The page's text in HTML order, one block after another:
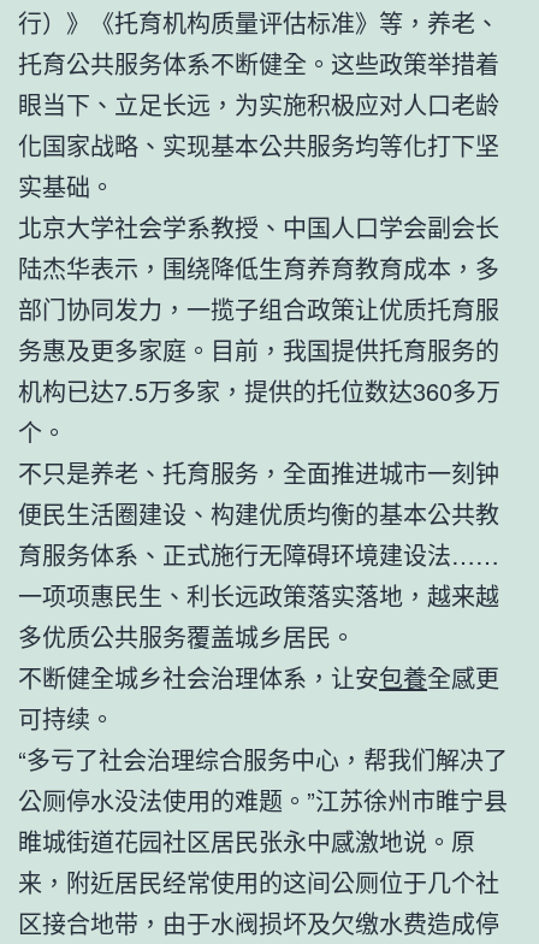
行）》《托育机构质量评估标准》等，养老、
托育公共服务体系不断健全。这些政策举措着
眼当下、立足长远，为实施积极应对人口老龄
化国家战略、实现基本公共服务均等化打下坚
实基础。
北京大学社会学系教授、中国人口学会副会长
陆杰华表示，围绕降低生育养育教育成本，多
部门协同发力，一揽子组合政策让优质托育服
务惠及更多家庭。目前，我国提供托育服务的
机构已达7.5万多家，提供的托位数达360多万
个。
不只是养老、托育服务，全面推进城市一刻钟
便民生活圈建设、构建优质均衡的基本公共教
育服务体系、正式施行无障碍环境建设法……
一项项惠民生、利长远政策落实落地，越来越
多优质公共服务覆盖城乡居民。
不断健全城乡社会治理体系，让安包養全感更
可持续。
“多亏了社会治理综合服务中心，帮我们解决了
公厕停水没法使用的难题。”江苏徐州市睢宁县
睢城街道花园社区居民张永中感激地说。原
来，附近居民经常使用的这间公厕位于几个社
区接合地带，由于水阀损坏及欠缴水费造成停